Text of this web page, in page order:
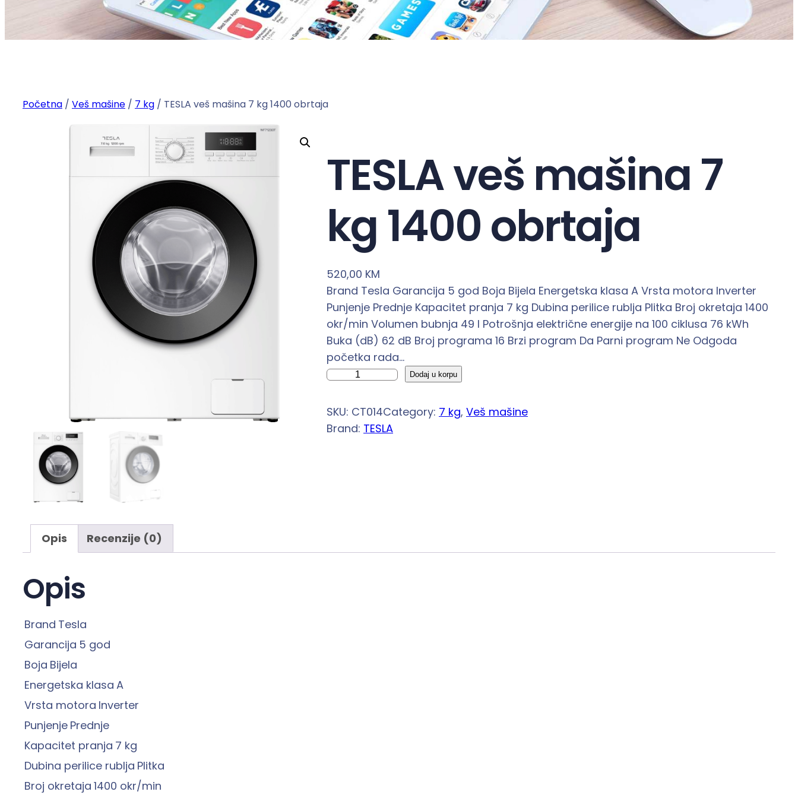
Početna / Veš mašine / 7 kg / TESLA veš mašina 7 kg 1400 obrtaja
TESLA veš mašina 7
kg 1400 obrtaja
520,00 KM
Brand Tesla Garancija 5 god Boja Bijela Energetska klasa A Vrsta motora Inverter
Punjenje Prednje Kapacitet pranja 7 kg Dubina perilice rublja Plitka Broj okretaja 1400
okr/min Volumen bubnja 49 l Potrošnja električne energije na 100 ciklusa 76 kWh
Buka (dB) 62 dB Broj programa 16 Brzi program Da Parni program Ne Odgoda
početka rada…
T
S
L
i
Dodaj u korpu
SKU: CT014Category: 7 kg, Veš mašine
Brand: TESLA
Opis Recenzije (0)
Opis
Brand Tesla
Garancija 5 god
Boja Bijela
Energetska klasa A
Vrsta motora Inverter
Punjenje Prednje
Kapacitet pranja 7 kg
Dubina perilice rublja Plitka
Broj okretaja 1400 okr/min